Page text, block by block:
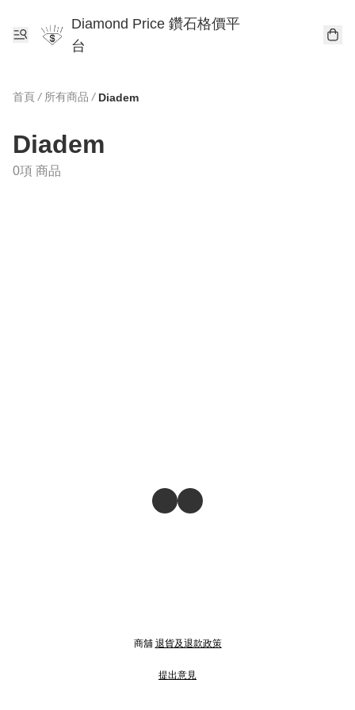
Diamond Price 鑽石格價平
台
首頁 / 所有商品 / Diadem
Diadem
0項 商品
商舖 退貨及退款政策
提出意見